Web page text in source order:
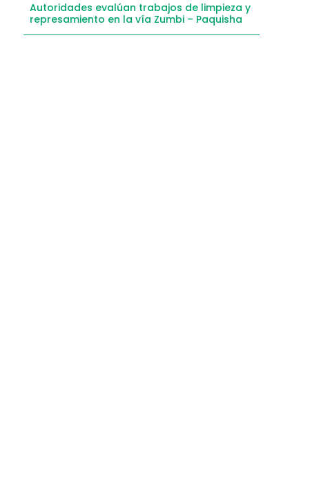
Autoridades evalúan trabajos de limpieza y
represamiento en la vía Zumbi – Paquisha